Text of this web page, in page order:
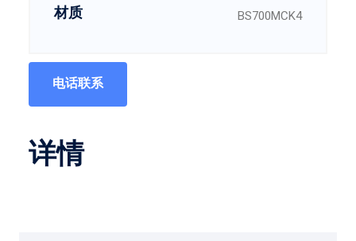
材质 BS700MCK4
电话联系
详情